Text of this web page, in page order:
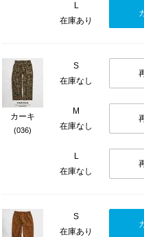
L
在庫あり
カーキ
(036)
S
在庫なし
M
在庫なし
L
在庫なし
S
在庫あり